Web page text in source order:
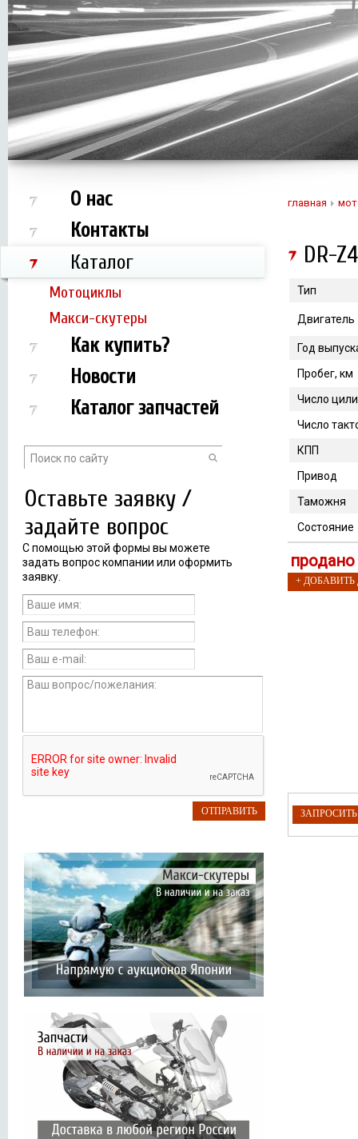
О нас
Контакты
Каталог
Мотоциклы
Макси-скутеры
Как купить?
Новости
Каталог запчастей
Оставьте заявку /
задайте вопрос
С помощью этой формы вы можете
задать вопрос компании или оформить
заявку.
главная
DR-
Тип
Двигатель
Год
Пробег, км
Число
Число
КПП
Привод
Таможня
Состояние
продано
+